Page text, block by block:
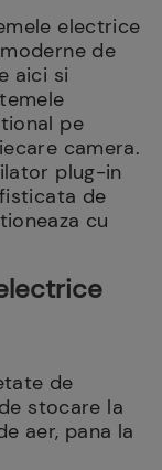
electrice
de
aici si
pe
camera.
plug-in
de
cu
de
stocare la
aer, pana la